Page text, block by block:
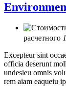
расчетного
Excepteur sint
officia deserunt
undesieu omnis
rem aiam eaqueiu